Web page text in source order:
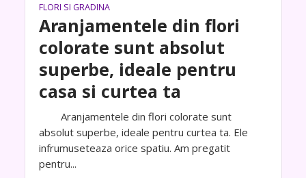
FLORI SI GRADINA
Aranjamentele din flori
colorate sunt absolut
superbe, ideale pentru
casa si curtea ta
Aranjamentele din flori colorate sunt
absolut superbe, ideale pentru curtea ta. Ele
infrumuseteaza orice spatiu. Am pregatit
pentru...